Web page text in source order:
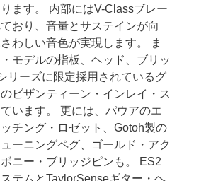
ます。 内部にはV-Classブレー
おり、音量とサステインが向
わしい音色が実現します。 ま
モデルの指板、ヘッド、ブリッ
リーズに限定採用されているグ
ビザンティーン・インレイ・ス
います。 更には、パウアのエ
チング・ロゼット、Gotoh製の
ーニングペグ、ゴールド・アク
ニー・ブリッジピンも。 ES2
テムとTaylorSenseギター・ヘ